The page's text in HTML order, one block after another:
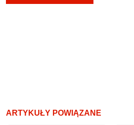
ARTYKUŁY POWIĄZANE